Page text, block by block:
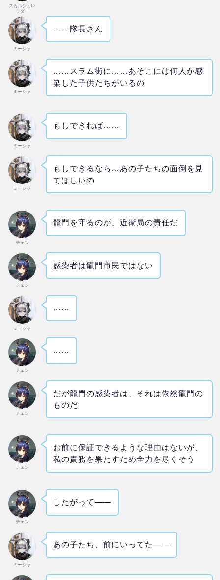
スカルシュレ
ッダー
ミーシャ
……隊長さん
ミーシャ
……スラム街に……あそこには何人か感
染した子供たちがいるの
ミーシャ
もしできれば……
ミーシャ
もしできるなら…あの子たちの面倒を見
てほしいの
チェン
龍門を守るのが、近衛局の責任だ
チェン
感染者は龍門市民ではない
ミーシャ
……
チェン
……
チェン
だが龍門の感染者は、それは依然龍門の
ものだ
チェン
お前に保証できるような理由はないが、
私の責務を果たすため全力を尽くそう
チェン
したがって――
ミーシャ
あの子たち、前にいってた――